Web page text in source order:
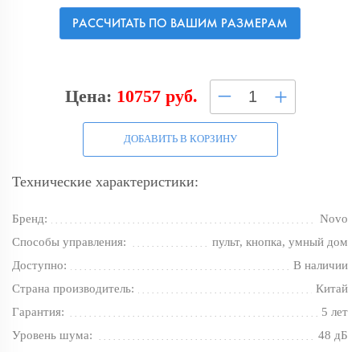
РАССЧИТАТЬ ПО ВАШИМ РАЗМЕРАМ
Цена: 10757 руб. – +
ДОБАВИТЬ В КОРЗИНУ
Технические характеристики:
Бренд:
Novo
Способы управления:
пульт, кнопка, умный дом
Доступно:
В наличии
Страна производитель:
Китай
Гарантия:
5 лет
Уровень шума:
48 дБ